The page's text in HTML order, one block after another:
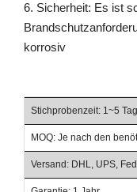
6. Sicherheit: Es ist
korrosiv
Stichprobenzeit: 1~5
MOQ: Je nach den
Versand: DHL, UPS,